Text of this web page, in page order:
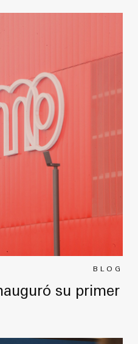
BLOG
su primer